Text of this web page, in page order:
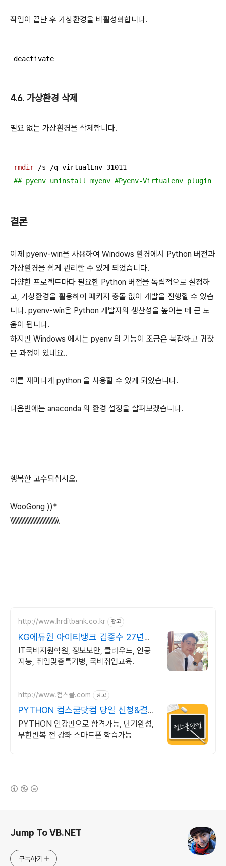
작업이 끝난 후 가상환경을 비활성화합니다.
deactivate
4.6. 가상환경 삭제
필요 없는 가상환경을 삭제합니다.
rmdir /s /q virtualEnv_ 31011
## pyenv uninstall myenv #Pyenv-Virtualenv plugin 을 사
결론
이제 pyenv-win을 사용하여 Windows 환경에서 Python 버전과
가상환경을 쉽게 관리할 수 있게 되었습니다.
다양한 프로젝트마다 필요한 Python 버전을 독립적으로 설정하
고, 가상환경을 활용하여 패키지 충돌 없이 개발을 진행할 수 있습
니다. pyenv-win은 Python 개발자의 생산성을 높이는 데 큰 도
움이 됩니다.
하지만 Windows 에서는 pyenv 의 기능이 조금은 복잡하고 귀찮
은 과정이 있네요..
여튼 재미나게 python 을 사용할 수 있게 되었습니다.
다음번에는 anaconda 의 환경 설정을 살펴보겠습니다.
행복한 고수되십시오.
WooGong ))*
\\\\\\\\\\\\\\\\\\\\\\\\\\\\\\\\
http://www.hrditbank.co.kr 광고
KG에듀원 아이티뱅크 김종수 27년경
력전문가 IT취업상담
IT국비지원학원, 정보보안, 클라우드, 인공
지능, 취업맞춤특기병, 국비취업교육.
http://www.컴스쿨.com 광고
PYTHON 컴스쿨닷컴 당일 신청&결제
시 기프티콘!
PYTHON 인강만으로 합격가능, 단기완성,
무한반복 전 강좌 스마트폰 학습가능
Jump To VB.NET
구독하기